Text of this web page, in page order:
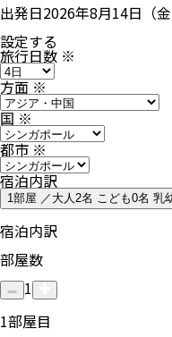
出発日2026年8月14日（金
設定する
旅行日数 ※
方面※
国※
都市※
宿泊内訳
1部屋 ／大人2名 こども0名 乳
宿泊内訳
部屋数
1
1部屋目